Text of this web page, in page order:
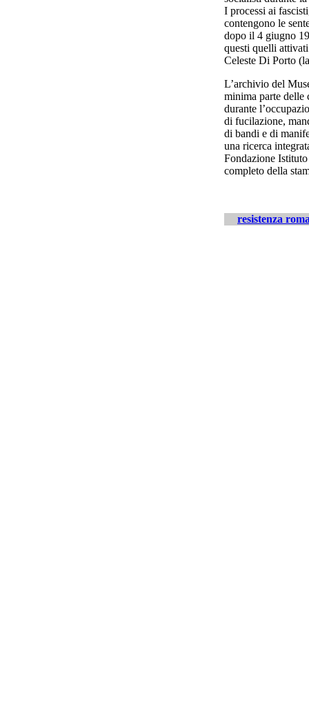
I processi ai
contengono le
dopo il 4 giugno
questi quelli
Celeste Di Porto
L’archivio del
minima parte delle
durante
di fucilazione,
di bandi e di
una ricerca
Fondazione
completo della
resistenza